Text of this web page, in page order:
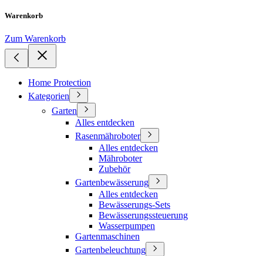
Warenkorb
Zum Warenkorb
Home Protection
Kategorien
Garten
Alles entdecken
Rasenmähroboter
Alles entdecken
Mähroboter
Zubehör
Gartenbewässerung
Alles entdecken
Bewässerungs-Sets
Bewässerungssteuerung
Wasserpumpen
Gartenmaschinen
Gartenbeleuchtung